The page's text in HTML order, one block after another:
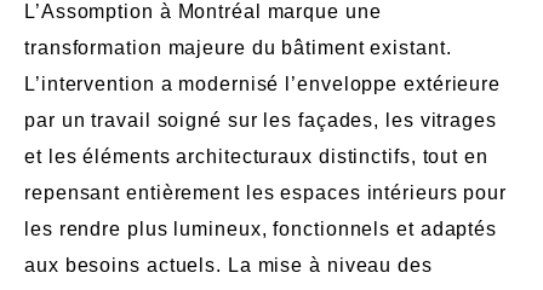
L’Assomption à Montréal marque une
transformation majeure du bâtiment existant.
L’intervention a modernisé l’enveloppe extérieure
par un travail soigné sur les façades, les vitrages
et les éléments architecturaux distinctifs, tout en
repensant entièrement les espaces intérieurs pour
les rendre plus lumineux, fonctionnels et adaptés
aux besoins actuels. La mise à niveau des